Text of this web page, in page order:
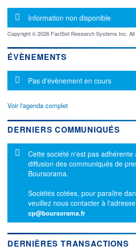
Message d'information
Information non disponible
Copyright © 2026 FactSet Research Systems Inc.
ÉVÈNEMENTS
Message d'information
Pas d'évènement en cours
Voir l'agenda complet
DERNIERS COMMUNIQUÉS
Message d'information
Cette société n'est pas adhérente
diffusion des communiqués de
Boursorama.
Sociétés cotées, pour paraître
veuillez nous contacter à
cp@boursorama.fr
DERNIÈRES TRANSACTIONS